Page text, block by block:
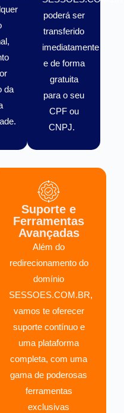
da
poderá ser
transferido
imediatamente
e de forma
gratuita
para o seu
CPF ou
CNPJ.
Suporte e
Ferramentas
Avançadas
Além do
redirecionamento do
domínio
SESSOES.COM.BR,
vamos te oferecer
suporte contínuo e
uma plataforma
completa, com uma
gama de poderosas
ferramentas
exclusivas